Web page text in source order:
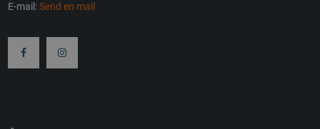
E-mail:Send en mail